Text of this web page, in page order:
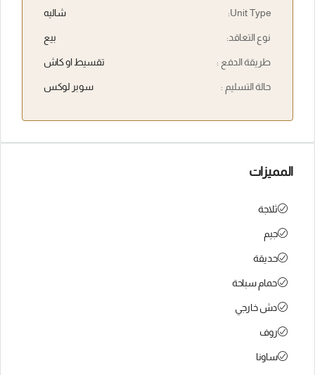
Unit Type: شاليه
نوع التعاقد: بيع
طريقة الدفع : تقسيط او كاش
حالة التسليم : سوبر لوكس
المميزات
ثلاجة
جيم
حديقة
حمام سباحة
دش خارجي
روف
ساونا